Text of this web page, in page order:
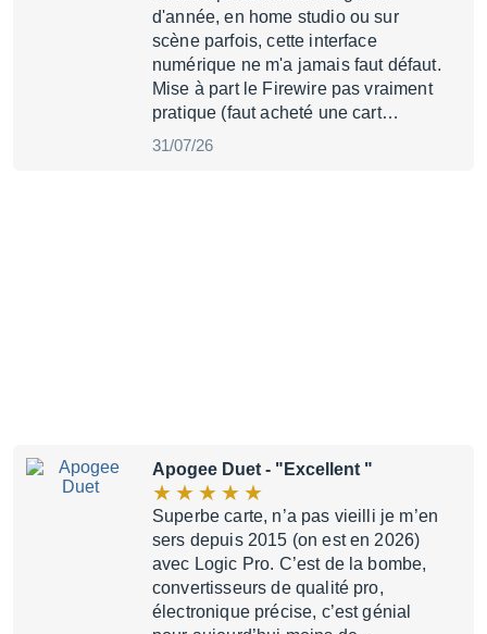
d'année, en home studio ou sur
scène parfois, cette interface
numérique ne m'a jamais faut défaut.
Mise à part le Firewire pas vraiment
pratique (faut acheté une cart…
31/07/26
Apogee Duet - "Excellent "
Superbe carte, n’a pas vieilli je m’en
sers depuis 2015 (on est en 2026)
avec Logic Pro. C’est de la bombe,
convertisseurs de qualité pro,
électronique précise, c’est génial